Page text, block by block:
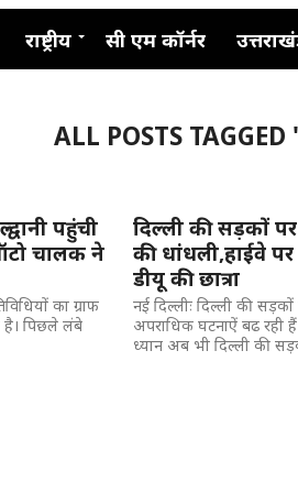
राष्ट्रीय सी एम कॉर्नर
ALL POSTS
पहुंची
चालक ने
का ग्राफ
है। पिछले लंबे
दिल्ली की सड़कों
की धांधली,हाईवे
डीयू की छात्रा
नई दिल्लीः दिल्ली की सड़कों
अपराधिक घटनाऐं बढ रही
ध्यान अब भी दिल्ली की